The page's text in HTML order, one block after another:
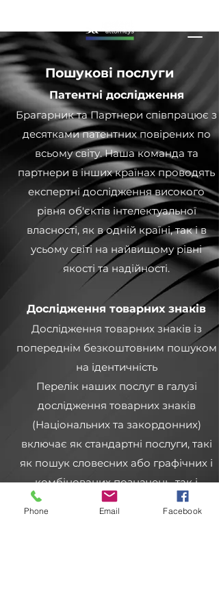
Пошукові послуги
Патентні дослідження
Брагарник та Партнери співпрацює з
десятками патентних повірених по
всьому світу. Наша команда та
партнери в інших країнах проводять
експертні дослідження високого
рівня об'єктів інтелектуальної
власності, як в одній країні, так і в
усьому світі на найвищому рівні
якості та надійності.
Дослідження товарних знаків
Дослідження товарних знаків із
попереднім безкоштовним пошуком
на ідентичність
Перелік наших послуг в галузі
дослідження товарних знаків
(Національних та закордонних)
включає як стандартні послуги, такі
як пошук словесних або графічних і
комбінованих позначень, так і
комплексні інформаційні та
Phone Email Facebook